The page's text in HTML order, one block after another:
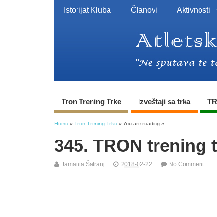
Istorijat Kluba Članovi Aktivnosti
Tron Trening Trke Izveštaji sa trka
Home » Tron Trening Trke » You are reading »
345. TRON trening
Jamanta Šafranj 2018-02-22 No Comment